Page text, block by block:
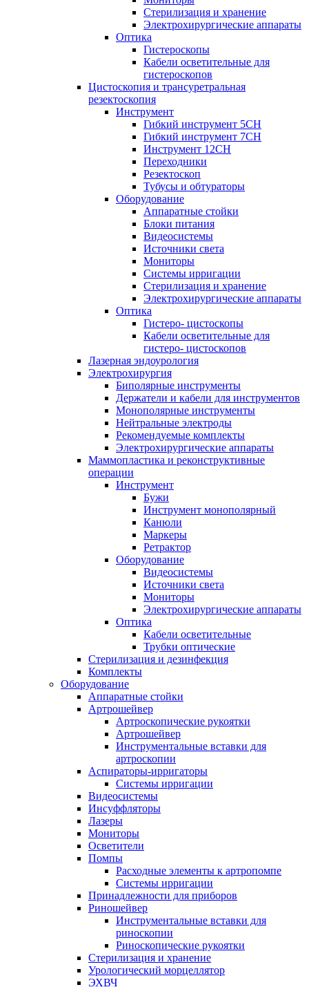
Стерилизация и хранение
Электрохирургические аппараты
Оптика
Гистероскопы
Кабели осветительные для
гистероскопов
Цистоскопия и трансуретральная
резектоскопия
Инструмент
Гибкий инструмент 5CH
Гибкий инструмент 7CH
Инструмент 12CH
Переходники
Резектоскоп
Тубусы и обтураторы
Оборудование
Аппаратные стойки
Блоки питания
Видеосистемы
Источники света
Мониторы
Системы ирригации
Стерилизация и хранение
Электрохирургические аппараты
Оптика
Гистеро- цистоскопы
Кабели осветительные для
гистеро- цистоскопов
Лазерная эндоурология
Электрохирургия
Биполярные инструменты
Держатели и кабели для инструментов
Монополярные инструменты
Нейтральные электроды
Рекомендуемые комплекты
Электрохирургические аппараты
Маммопластика и реконструктивные
операции
Инструмент
Бужи
Инструмент монополярный
Канюли
Маркеры
Ретрактор
Оборудование
Видеосистемы
Источники света
Мониторы
Электрохирургические аппараты
Оптика
Кабели осветительные
Трубки оптические
Стерилизация и дезинфекция
Комплекты
Оборудование
Аппаратные стойки
Артрошейвер
Артроскопические рукоятки
Артрошейвер
Инструментальные вставки для
артроскопии
Аспираторы-ирригаторы
Системы ирригации
Видеосистемы
Инсуффляторы
Лазеры
Мониторы
Осветители
Помпы
Расходные элементы к артропомпе
Системы ирригации
Принадлежности для приборов
Риношейвер
Инструментальные вставки для
риноскопии
Риноскопические рукоятки
Стерилизация и хранение
Урологический морцеллятор
ЭХВЧ